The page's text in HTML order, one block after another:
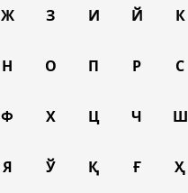
Ж З И Й К
Н О П Р С
Ф Х Ц Ч Ш
Я Ў Қ Ғ Ҳ